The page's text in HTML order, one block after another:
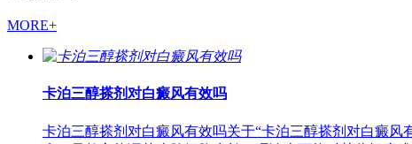
MORE+
卡泊三醇搽剂对白癜风有效吗
卡泊三醇搽剂对白癜风有效吗关于“卡泊三醇搽剂对白癜